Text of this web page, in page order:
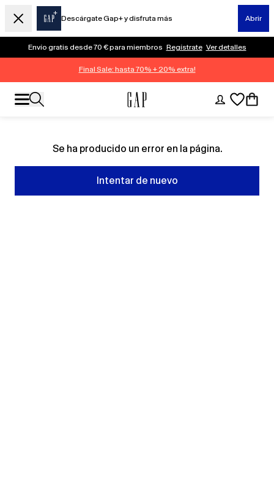
Descárgate Gap+ y disfruta más Abrir
Envío gratis desde 70 € para miembros Regístrate Ver detalles
Final Sale: hasta 70% + 20% extra!
Se ha producido un error en la página.
Intentar de nuevo